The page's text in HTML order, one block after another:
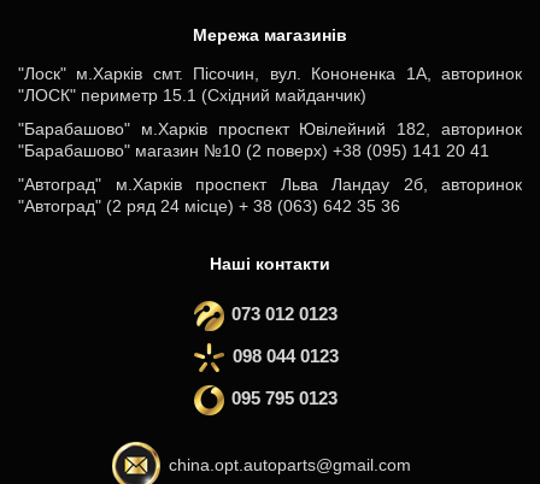
Мережа магазинів
"Лоск" м.Харків смт. Пісочин, вул. Кононенка 1А, авторинок
"ЛОСК" периметр 15.1 (Східний майданчик)
"Барабашово" м.Харків проспект Ювілейний 182, авторинок
"Барабашово" магазин №10 (2 поверх) +38 (095) 141 20 41
"Автоград" м.Харків проспект Льва Ландау 2б, авторинок
"Автоград" (2 ряд 24 місце) + 38 (063) 642 35 36
Наші контакти
073 012 0123
098 044 0123
095 795 0123
china.opt.autoparts@gmail.com